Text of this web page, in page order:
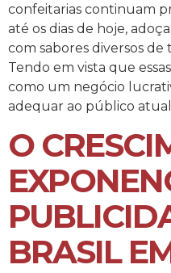
confeitarias continuam
até os dias de hoje,
com sabores diversos de
Tendo em vista que
como um negócio
adequar ao público
O
BRASIL